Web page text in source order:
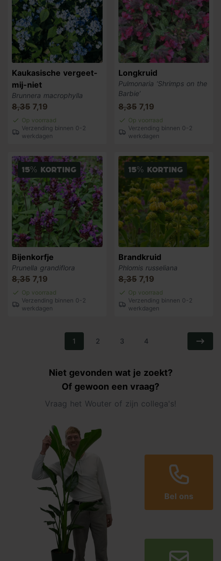
Kaukasische vergeet-
mij-niet
Brunnera macrophylla
8,35 7,19
Op voorraad
Verzending binnen 0-2
werkdagen
Longkruid
Pulmonaria ‘Shrimps on the
Barbie’
8,35 7,19
Op voorraad
Verzending binnen 0-2
werkdagen
15% korting
Bijenkorfje
Prunella grandiflora
8,35 7,19
Op voorraad
Verzending binnen 0-2
werkdagen
15% korting
Brandkruid
Phlomis russeliana
8,35 7,19
Op voorraad
Verzending binnen 0-2
werkdagen
1 2 3 4
Niet gevonden wat je zoekt?
Of gewoon een vraag?
Vraag het Wouter of zijn collega's!
Bel ons